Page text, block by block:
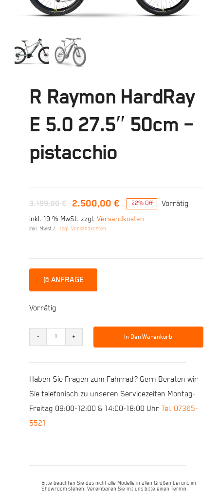
R Raymon HardRay
E 5.0 27.5″ 50cm –
pistacchio
3.199,00€
Ursprünglicher
Preis
2.500,00€
Aktueller
Preis
22% Off Vorrätig
inkl. 19 % MwSt. zzgl. Versandkosten
inkl. Mwst / zzgl. Versandkosten
@ ANFRAGE
Vorrätig
R
In Den Warenkorb
Haben Sie Fragen zum Fahrrad? Gern Beraten wir
Sie telefonisch zu unseren Servicezeiten Montag-
Freitag 09:00-12:00 & 14:00-18:00 Uhr Tel. 07365-
5521
Bitte beachten Sie das nicht alle Modelle in allen Größen bei uns im
Showroom stehen. Vereinbaren Sie mit uns bitte einen Termin.